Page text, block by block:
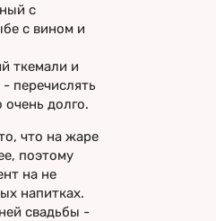
с
с вином и
ткемали и
перечислять
долго.
что на жаре
поэтому
на не
напитках.
свадьбы -